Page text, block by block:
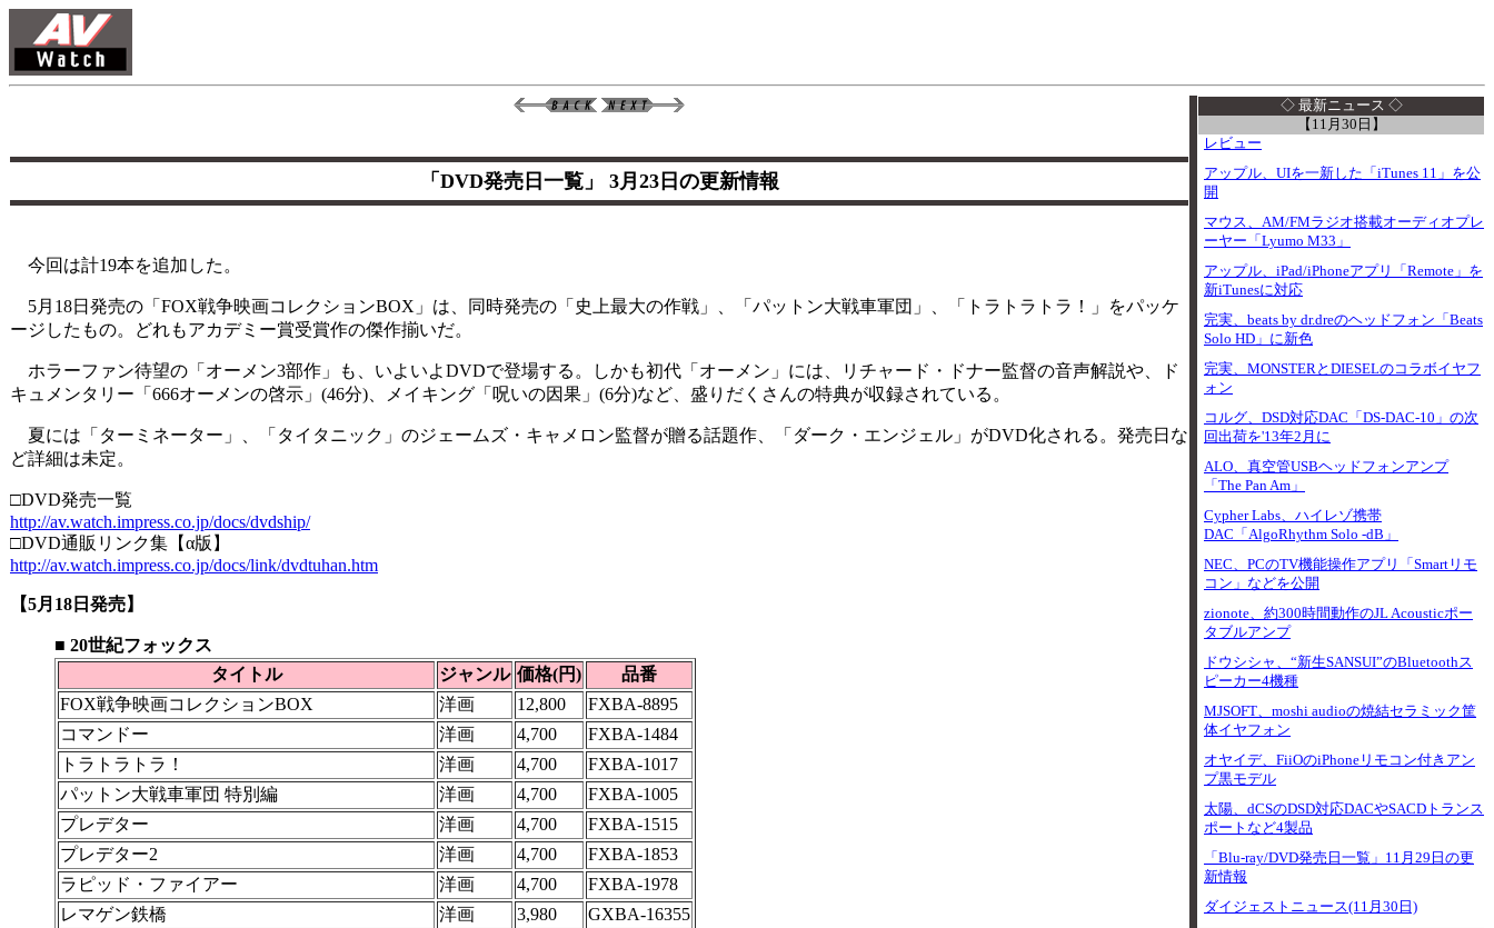
「DVD発売日一覧」 3月23日の更新情報
今回は計19本を追加した。
5月18日発売の「FOX戦争映画コレクションBOX」は、同時発売の「史上最大の作戦」、「パットン大戦車軍団」、「トラトラトラ！」をパッケ
ージしたもの。どれもアカデミー賞受賞作の傑作揃いだ。
ホラーファン待望の「オーメン3部作」も、いよいよDVDで登場する。しかも初代「オーメン」には、リチャード・ドナー監督の音声解説や、ド
キュメンタリー「666オーメンの啓示」(46分)、メイキング「呪いの因果」(6分)など、盛りだくさんの特典が収録されている。
夏には「ターミネーター」、「タイタニック」のジェームズ・キャメロン監督が贈る話題作、「ダーク・エンジェル」がDVD化される。発売日な
ど詳細は未定。
□DVD発売一覧
http://av.watch.impress.co.jp/docs/dvdship/
□DVD通販リンク集【α版】
http://av.watch.impress.co.jp/docs/link/dvdtuhan.htm
【5月18日発売】
■ 20世紀フォックス
タイトル
ジャンル 価格(円)
品番
FOX戦争映画コレクションBOX
洋画 12,800
FXBA-8895
コマンドー
洋画 4,700
FXBA-1484
トラトラトラ！
洋画 4,700
FXBA-1017
パットン大戦車軍団 特別編
洋画 4,700
FXBA-1005
プレデター
洋画 4,700
FXBA-1515
プレデター2
洋画 4,700
FXBA-1853
ラピッド・ファイアー
洋画 4,700
FXBA-1978
レマゲン鉄橋
洋画 3,980
GXBA-16355
◇ 最新ニュース ◇
【11月30日】
レビュー
アップル、UIを一新した「iTunes 11」を公
開
マウス、AM/FMラジオ搭載オーディオプレ
ーヤー「Lyumo M33」
アップル、iPad/iPhoneアプリ「Remote」を
新iTunesに対応
完実、beats by dr.dreのヘッドフォン「Beats
Solo HD」に新色
完実、MONSTERとDIESELのコラボイヤフ
ォン
コルグ、DSD対応DAC「DS-DAC-10」の次
回出荷を'13年2月に
ALO、真空管USBヘッドフォンアンプ
「The Pan Am」
Cypher Labs、ハイレゾ携帯
DAC「AlgoRhythm Solo -dB」
NEC、PCのTV機能操作アプリ「Smartリモ
コン」などを公開
zionote、約300時間動作のJL Acousticポー
タブルアンプ
ドウシシャ、“新生SANSUI”のBluetoothス
ピーカー4機種
MJSOFT、moshi audioの焼結セラミック筐
体イヤフォン
オヤイデ、FiiOのiPhoneリモコン付きアン
プ黒モデル
太陽、dCSのDSD対応DACやSACDトランス
ポートなど4製品
「Blu-ray/DVD発売日一覧」11月29日の更
新情報
ダイジェストニュース(11月30日)